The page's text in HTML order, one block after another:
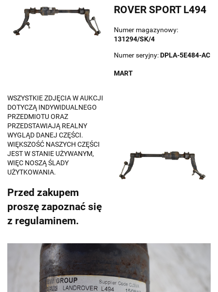
ROVER SPORT L494
Numer magazynowy:
131294/SK/4
Numer seryjny:DPLA-5E484-AC
MART
WSZYSTKIE ZDJĘCIA W AUKCJI
DOTYCZĄ INDYWIDUALNEGO
PRZEDMIOTU ORAZ
PRZEDSTAWIAJĄ REALNY
WYGLĄD DANEJ CZĘŚCI.
WIĘKSZOŚĆ NASZYCH CZĘŚCI
JEST W STANIE UŻYWANYM,
WIĘC NOSZĄ ŚLADY
UŻYTKOWANIA.
Przed zakupem
proszę zapoznać się
z regulaminem.